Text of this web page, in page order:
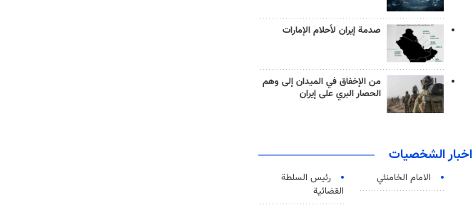
صدمة إيران لأحلام الإمارات
من الإخفاق في الميدان إلى وهم
الحصار البري على إيران
اخبار الشخصيات
الامام الخامنئي
رئیس السلطة
القضائیة